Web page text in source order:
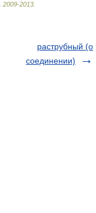
2009-2013
раструбный (о
соединении)